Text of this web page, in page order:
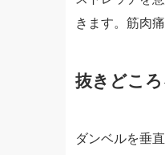
きます。筋肉
抜きどこ
ダンベルを垂